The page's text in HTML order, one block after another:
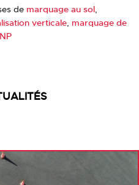
de marquage au sol,
verticale, marquage de